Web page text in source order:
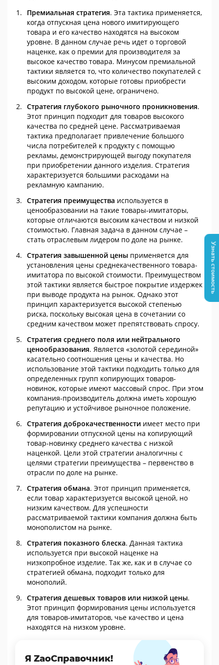
Премиальная стратегия. Эта тактика применяется,
когда отпускная цена нового имитирующего
товара и его качество находятся на высоком
уровне. В данном случае речь идет о торговой
наценке, как о премии для производителя за
высокое качество товара. Минусом премиальной
тактики является то, что количество покупателей с
высоким доходом, которые готовы приобрести
продукт по высокой цене, ограничено.
Стратегия глубокого рыночного проникновения.
Этот принцип подходит для товаров высокого
качества по средней цене. Рассматриваемая
тактика предполагает привлечение большого
числа потребителей к продукту с помощью
рекламы, демонстрирующей выгоду покупателя
при приобретении данного изделия. Стратегия
характеризуется большими расходами на
рекламную кампанию.
Стратегия преимущества используется в
ценообразовании на такие товары-имитаторы,
которые отличаются высоким качеством и низкой
стоимостью. Главная задача в данном случае –
стать отраслевым лидером по доле на рынке.
Стратегия завышенной цены применяется для
установления цены среднекачественного товара-
имитатора по высокой стоимости. Преимуществом
этой тактики является быстрое покрытие издержек
при выводе продукта на рынок. Однако этот
принцип характеризуется высокой степенью
риска, поскольку высокая цена в сочетании со
средним качеством может препятствовать спросу.
Стратегия среднего поля или нейтрального
ценообразования. Является «золотой серединой»
касательно соотношения цены и качества. Но
использование этой тактики подходить только для
определенных групп копирующих товаров-
новинок, которые имеют массовый спрос. При этом
компания-производитель должна иметь хорошую
репутацию и устойчивое рыночное положение.
Стратегия доброкачественности имеет место при
формировании отпускной цены на копирующий
товар-новинку среднего качества с низкой
наценкой. Цели этой стратегии аналогичны с
целями стратегии преимущества – первенство в
отрасли по доле на рынке.
Стратегия обмана. Этот принцип применяется,
если товар характеризуется высокой ценой, но
низким качеством. Для успешности
рассматриваемой тактики компания должна быть
монополистом на рынке.
Стратегия показного блеска. Данная тактика
используется при высокой наценке на
низкопробное изделие. Так же, как и в случае со
стратегией обмана, подходит только для
монополий.
Стратегия дешевых товаров или низкой цены.
Этот принцип формирования цены используется
для товаров-имитаторов, чье качество и цена
находятся на низком уровне.
Я ZaoСправочник!
Узнать стоимость